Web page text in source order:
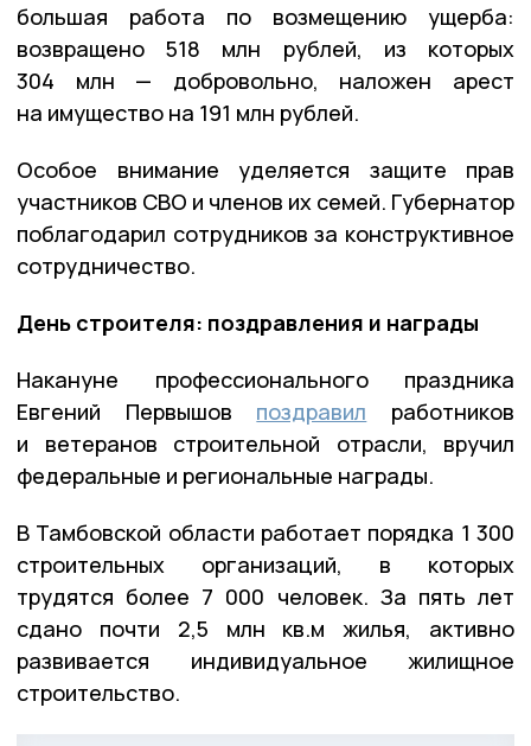
большая работа по возмещению ущерба:
возвращено 518 млн рублей, из которых
304 млн — добровольно, наложен арест
на имущество на 191 млн рублей.
Особое внимание уделяется защите прав
участников СВО и членов их семей. Губернатор
поблагодарил сотрудников за конструктивное
сотрудничество.
День строителя: поздравления и награды
Накануне профессионального праздника
Евгений Первышов поздравил работников
и ветеранов строительной отрасли, вручил
федеральные и региональные награды.
В Тамбовской области работает порядка 1 300
строительных организаций, в которых
трудятся более 7 000 человек. За пять лет
сдано почти 2,5 млн кв.м жилья, активно
развивается индивидуальное жилищное
строительство.